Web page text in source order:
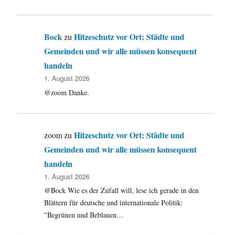
BockzuHitzeschutz vor Ort: Städte und
Gemeinden und wir alle müssen konsequent
handeln
1. August 2026
@zoom Danke.
zoomzuHitzeschutz vor Ort: Städte und
Gemeinden und wir alle müssen konsequent
handeln
1. August 2026
@Bock Wie es der Zufall will, lese ich gerade in den
Blättern für deutsche und internationale Politik:
"Begrünen und Beblauen…